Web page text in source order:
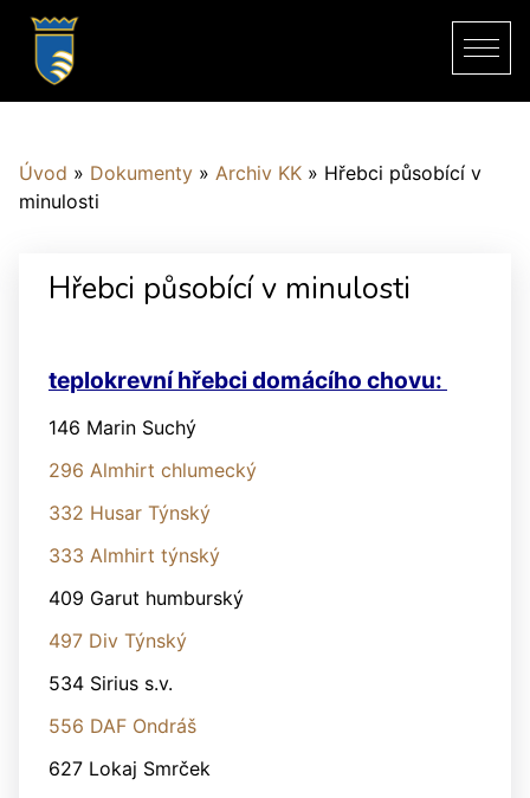
Úvod » Dokumenty » Archiv KK » Hřebci působící v
minulosti
Hřebci působící v minulosti
teplokrevní hřebci domácího chovu:
146 Marin Suchý
296 Almhirt chlumecký
332 Husar Týnský
333 Almhirt týnský
409 Garut humburský
497 Div Týnský
534 Sirius s.v.
556 DAF Ondráš
627 Lokaj Smrček